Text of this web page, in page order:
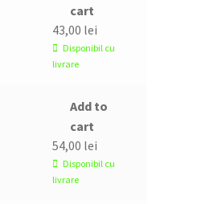
cart
43,00 lei
Disponibil cu
livrare
Add to
cart
54,00 lei
Disponibil cu
livrare